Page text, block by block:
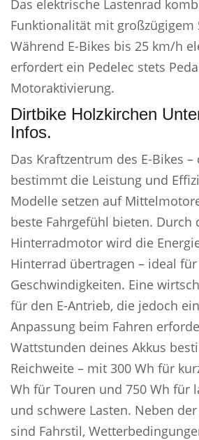
Das elektrische Lastenrad
Funktionalität mit großzügigem
Während E-Bikes bis 25 km/h
erfordert ein Pedelec stets
Motoraktivierung.
Dirtbike Holzkirchen
Infos.
Das Kraftzentrum des E-Bikes
bestimmt die Leistung und
Modelle setzen auf
beste Fahrgefühl bieten. Durch
Hinterradmotor wird die
Hinterrad übertragen – ideal
Geschwindigkeiten. Eine
für den E-Antrieb, die jedoch
Anpassung beim Fahren
Wattstunden deines Akkus
Reichweite – mit 300 Wh für
Wh für Touren und 750 Wh für
und schwere Lasten. Neben
sind Fahrstil,